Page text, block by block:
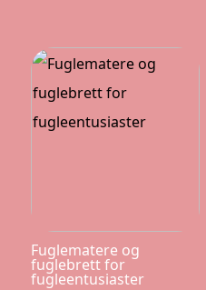
Fuglematere og
fuglebrett for
fugleentusiaster